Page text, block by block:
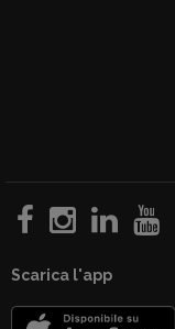
Scarica l'app